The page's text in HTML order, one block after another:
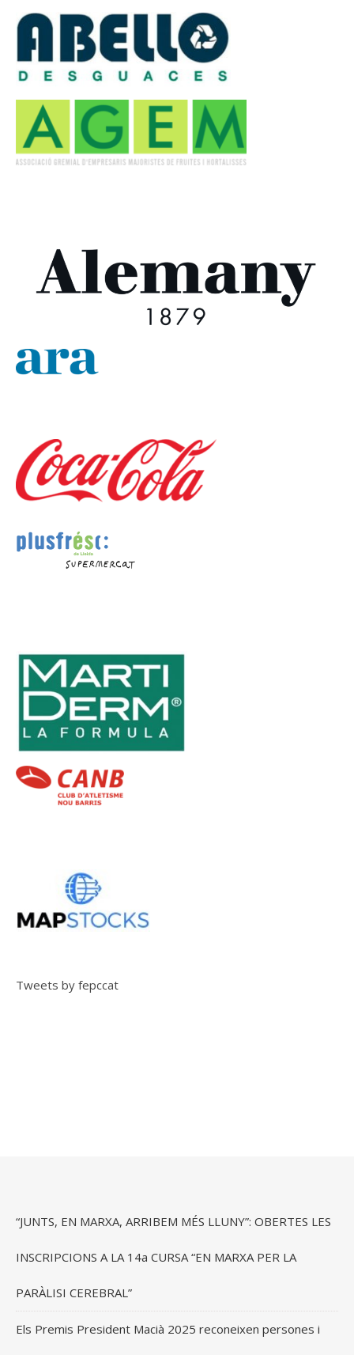
Tweets by fepccat
“JUNTS, EN MARXA, ARRIBEM MÉS LLUNY”: OBERTES LES
INSCRIPCIONS A LA 14a CURSA “EN MARXA PER LA
PARÀLISI CEREBRAL”
Els Premis President Macià 2025 reconeixen persones i